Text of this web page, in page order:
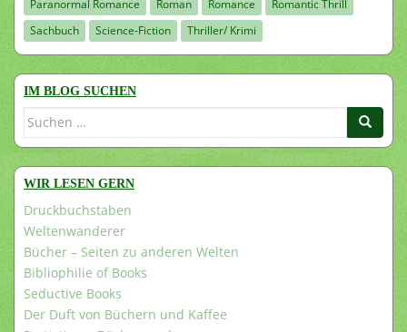
Paranormal Romance
Roman Romance
Romantic Thrill
Sachbuch
Science-Fiction Thriller/ Krimi
IM BLOG SUCHEN
Suchen
WIR LESEN GERN
Druckbuchstaben
Weltenwanderer
Bücher – Seiten zu anderen Welten
Bibliophilie of Books
Seductive Books
Der Duft von Büchern und Kaffee